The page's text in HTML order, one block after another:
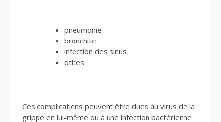
pneumonie
bronchite
infection des sinus
otites
Ces complications peuvent être dues au virus de la
grippe en lui-même ou à une infection bactérienne